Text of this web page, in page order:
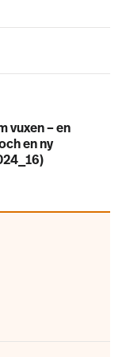
vuxen – en
en ny